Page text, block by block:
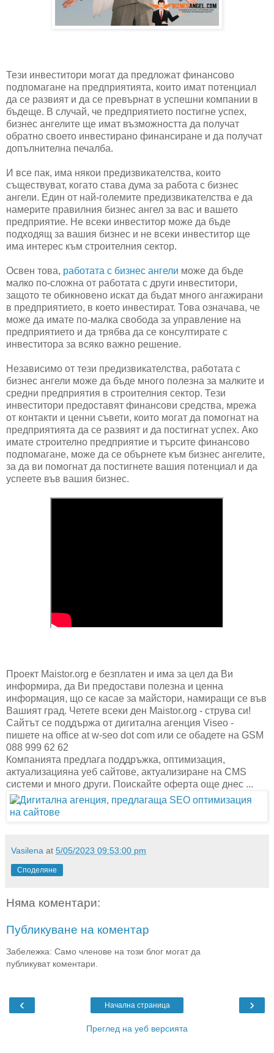
Тези инвеститори могат да предложат финансово
подпомагане на предприятията, които имат потенциал
да се развият и да се превърнат в успешни компании в
бъдеще. В случай, че предприятието постигне успех,
бизнес ангелите ще имат възможността да получат
обратно своето инвестирано финансиране и да получат
допълнителна печалба.
И все пак, има някои предизвикателства, които
съществуват, когато става дума за работа с бизнес
ангели. Един от най-големите предизвикателства е да
намерите правилния бизнес ангел за вас и вашето
предприятие. Не всеки инвеститор може да бъде
подходящ за вашия бизнес и не всеки инвеститор ще
има интерес към строителния сектор.
Освен това, работата с бизнес ангели може да бъде
малко по-сложна от работата с други инвеститори,
защото те обикновено искат да бъдат много ангажирани
в предприятието, в което инвестират. Това означава, че
може да имате по-малка свобода за управление на
предприятието и да трябва да се консултирате с
инвеститора за всяко важно решение.
Независимо от тези предизвикателства, работата с
бизнес ангели може да бъде много полезна за малките и
средни предприятия в строителния сектор. Тези
инвеститори предоставят финансови средства, мрежа
от контакти и ценни съвети, които могат да помогнат на
предприятията да се развият и да постигнат успех. Ако
имате строително предприятие и търсите финансово
подпомагане, може да се обърнете към бизнес ангелите,
за да ви помогнат да постигнете вашия потенциал и да
успеете във вашия бизнес.
Проект Maistor.org е безплатен и има за цел да Ви
информира, да Ви предостави полезна и ценна
информация, що се касае за майстори, намиращи се във
Вашият град. Четете всеки ден Maistor.org - струва си!
Сайтът се поддържа от дигитална агенция Viseo -
пишете на office at w-seo dot com или се обадете на GSM
088 999 62 62
Компанията предлага поддръжка, оптимизация,
актуализацияна уеб сайтове, актуализиране на CMS
системи и много други. Поискайте оферта още днес ...
Vasilena at 5/05/2023 09:53:00 pm
Споделяне
Няма коментари:
Публикуване на коментар
Забележка: Само членове на този блог могат да
публикуват коментари.
‹ ›
Начална страница
Преглед на уеб версията